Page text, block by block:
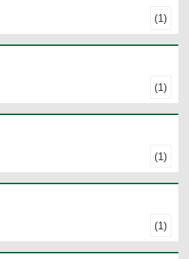
(1)
(1)
(1)
(1)